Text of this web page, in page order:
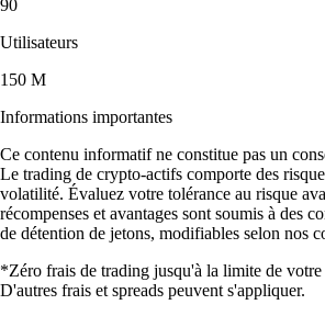
90
Utilisateurs
150 M
Informations importantes
Ce contenu informatif ne constitue pas un
Le trading de crypto-actifs comporte des
volatilité. Évaluez votre tolérance au risque
récompenses et avantages sont soumis à des
de détention de jetons, modifiables selon nos
*Zéro frais de trading jusqu'à la limite de
D'autres frais et spreads peuvent s'appliquer.